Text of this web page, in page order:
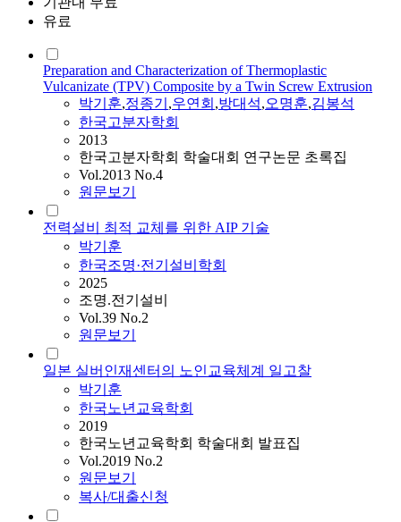
유료
Preparation and Characterization of Thermoplastic
Vulcanizate (TPV) Composite by a Twin Screw Extrusion
박기훈,정종기 ,우연회 ,방대석,오명훈,김봉석
한국고분자학회
2013
한국고분자학회 학술대회 연구논문 초록집
Vol.2013 No.4
원문보기
전력설비 최적 교체를 위한 AIP 기술
박기훈
한국조명·전기설비학회
2025
조명.전기설비
Vol.39 No.2
원문보기
일본 실버인재센터의 노인교육체계 일고찰
박기훈
한국노년교육학회
2019
한국노년교육학회 학술대회 발표집
Vol.2019 No.2
원문보기
복사/대출신청